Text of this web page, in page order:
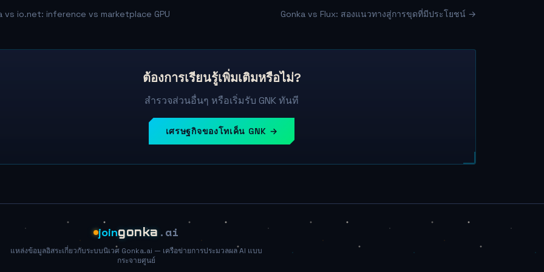
vs io.net: inference vs marketplace GPU Gonka vs Flux: สองแนวทางสู่การขุดที่มีประโยชน์ →
ต้องการเรียนรู้เพิ่มเติมหรือไม่?
สำรวจส่วนอื่นๆ หรือเริ่มรับ GNK ทันที
เศรษฐกิจของโทเค็น GNK →
joingonka .ai
แหล่งข้อมูลอิสระเกี่ยวกับระบบนิเวศ Gonka.ai — เครือข่ายการประมวลผล AI แบบ
กระจายศูนย์